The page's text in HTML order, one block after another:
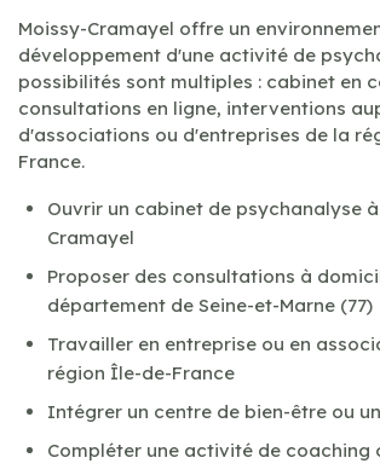
Moissy-Cramayel offre un
développement d'une activité de
possibilités sont multiples : cabinet en
consultations en ligne, interventions
d'associations ou d'entreprises de la
France.
Ouvrir un cabinet de psychanalyse
Cramayel
Proposer des consultations à
département de Seine-et-Marne (77)
Travailler en entreprise ou en
région Île-de-France
Intégrer un centre de bien-être ou
Compléter une activité de coaching